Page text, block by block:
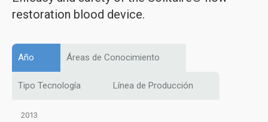
restoration blood device.
Año Áreas de Conocimiento
Tipo Tecnología Línea de Producción
2013